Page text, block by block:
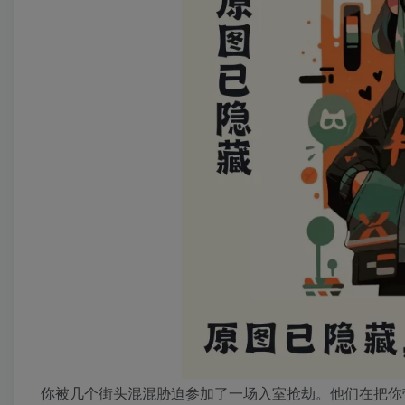
你被几个街头混混胁迫参加了一场入室抢劫。他们在把